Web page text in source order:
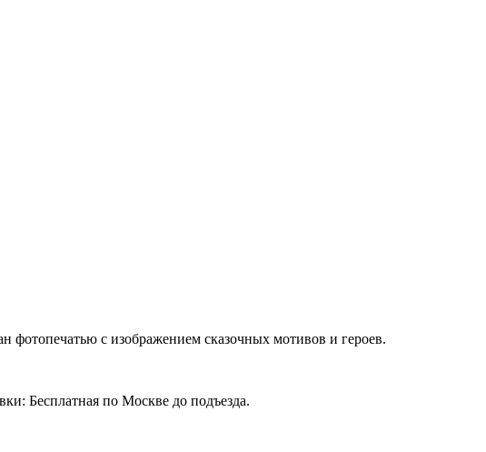
фотопечатью с изображением сказочных мотивов и героев.
Бесплатная по Москве до подъезда.